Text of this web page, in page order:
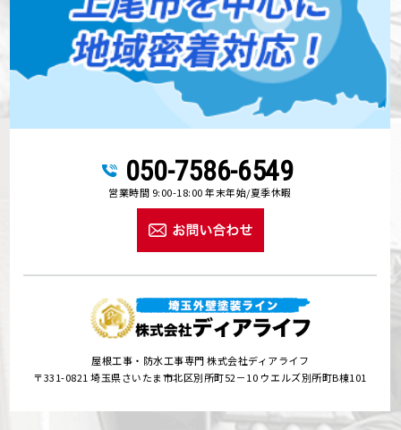
050-7586-6549
営業時間 9:00-18:00 年末年始/夏季休暇
屋根工事・防水工事専門 株式会社ディアライフ
〒331-0821 埼玉県さいたま市北区別所町52－10 ウエルズ別所町B棟101